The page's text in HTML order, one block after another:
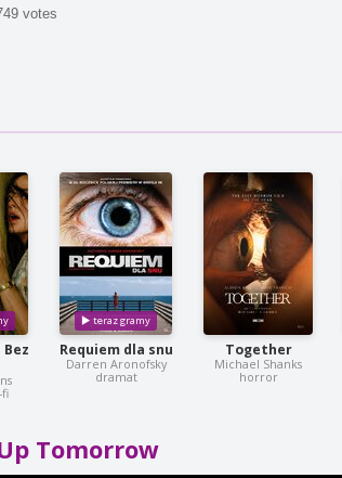
votes
Requiem dla snu
Darren Aronofsky
dramat
Together
Michael Shanks
horror
Tomorrow